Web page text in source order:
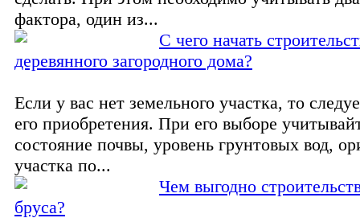
фактора, один из...
С чего начать
деревянного загородного дома?
Если у вас нет земельного участка, то
его приобретения. При его выборе
состояние почвы, уровень грунтовых вод,
участка по...
Чем выгодно
бруса?